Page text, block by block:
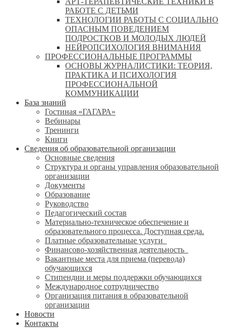
РАБОТЕ С ДЕТЬМИ
ТЕХНОЛОГИИ РАБОТЫ С СОЦИАЛЬНО
ОПАСНЫМ ПОВЕДЕНИЕМ
ПОДРОСТКОВ И МОЛОДЫХ ЛЮДЕЙ
НЕЙРОПСИХОЛОГИЯ ВНИМАНИЯ
ПРОФЕССИОНАЛЬНЫЕ ПРОГРАММЫ
ОСНОВЫ ЖУРНАЛИСТИКИ: ТЕОРИЯ,
ПРАКТИКА И ПСИХОЛОГИЯ
ПРОФЕССИОНАЛЬНОЙ
КОММУНИКАЦИИ
База знаний
Гостиная «ГАГАРА»
Вебинары
Тренинги
Книги
Сведения об образовательной организации
Основные сведения
Структура и органы управления образовательной
организации
Документы
Образование
Руководство
Педагогический состав
Материально-техническое обеспечение и
образовательного процесса. Доступная среда.
Платные образовательные услуги
Финансово-хозяйственная деятельность
Вакантные места для приема (перевода)
обучающихся
Стипендии и меры поддержки обучающихся
Международное сотрудничество
Организация питания в образовательной
организации
Новости
Контакты